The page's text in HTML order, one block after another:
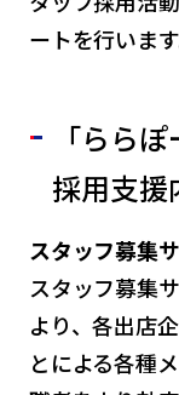
ートを行います
「らら
採用支援
スタッフ募集
スタッフ募集
より、各出店
とによる各種